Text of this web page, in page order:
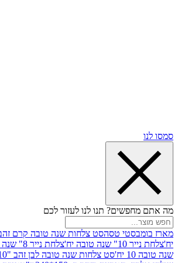
תנו לנו לעזור לכם
טסה
סט
יח'
צלחת נייר 8" שנה טובה 10 יח'
סט צלחות שנה טובה לבן זהב "10+"7 / 8+8 יח'